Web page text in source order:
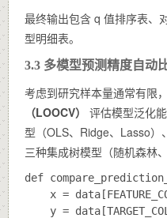
最终输出包含 q 值排序表、
型明细表。
3.3 多模型预测精度自动
考虑到研究样本量通常有限
（LOOCV）
评估模型泛化
型（OLS、Ridge、Lasso）
三种集成树模型（随机森林
def
x =
y =